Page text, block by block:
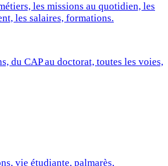
les missions au quotidien, les
les salaires, formations.
du CAP au doctorat, toutes les voies,
vie étudiante, palmarès,